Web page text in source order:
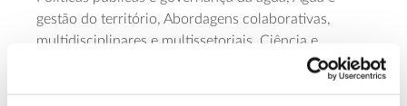
gestão do território, Abordagens colaborativas,
multidisciplinares e multissetoriais, Ciência e
tecnologia para a inovação no domínio da água,
Soluções de base natural e Nexus água, energia e